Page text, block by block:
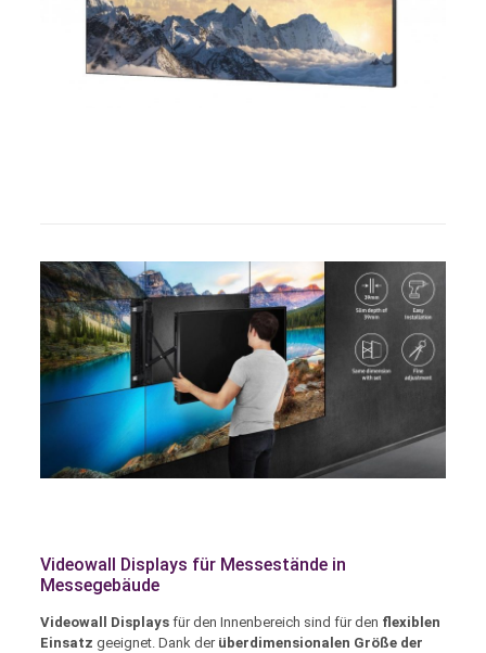
Videowall Displays für Messestände in
Messegebäude
Videowall Displaysfür den Innenbereich sind für den flexiblen
Einsatz geeignet. Dank der überdimensionalen Größe der